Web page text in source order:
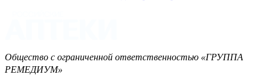
Общество с ограниченной ответственностью «ГРУППА
РЕМЕДИУМ»